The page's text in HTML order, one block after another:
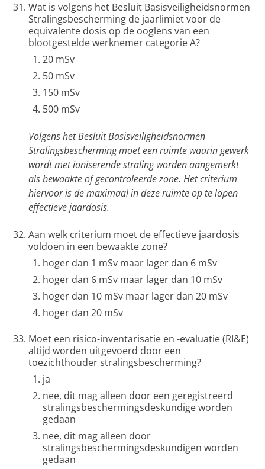
Wat is volgens het Besluit Basisveiligheidsnormen
Stralingsbescherming de jaarlimiet voor de
equivalente dosis op de ooglens van een
blootgestelde werknemer categorie A?
20 mSv
50 mSv
150 mSv
500 mSv
Volgens het Besluit Basisveiligheidsnormen
Stralingsbescherming moet een ruimte waarin gewerk
wordt met ioniserende straling worden aangemerkt
als bewaakte of gecontroleerde zone. Het criterium
hiervoor is de maximaal in deze ruimte op te lopen
effectieve jaardosis.
Aan welk criterium moet de effectieve jaardosis
voldoen in een bewaakte zone?
hoger dan 1 mSv maar lager dan 6 mSv
hoger dan 6 mSv maar lager dan 10 mSv
hoger dan 10 mSv maar lager dan 20 mSv
hoger dan 20 mSv
Moet een risico-inventarisatie en -evaluatie (RI&E)
altijd worden uitgevoerd door een
toezichthouder stralingsbescherming?
ja
nee, dit mag alleen door een geregistreerd
stralingsbeschermingsdeskundige worden
gedaan
nee, dit mag alleen door
stralingsbeschermingsdeskundigen worden
gedaan